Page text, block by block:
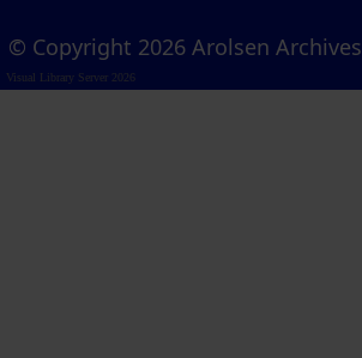
© Copyright 2026 Arolsen Archives
Visual Library Server 2026